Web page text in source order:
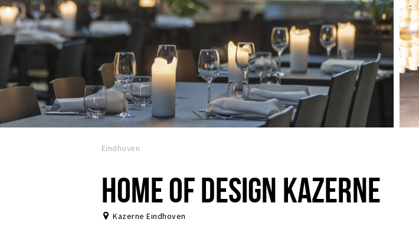
Eindhoven
HOME OF DESIGN KAZERNE
Kazerne Eindhoven